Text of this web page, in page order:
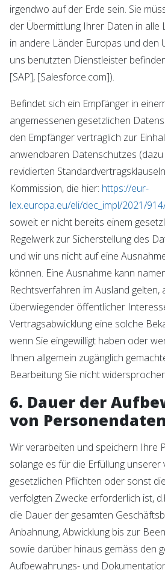
irgendwo auf der Erde sein. Sie
der Übermittlung Ihrer Daten in alle
in andere Länder Europas und den
uns benutzten Dienstleister
[SAP], [Salesforce.com]).
Befindet sich ein Empfänger in
angemessenen gesetzlichen
den Empfänger vertraglich zur
anwendbaren Datenschutzes
revidierten
Kommission, die hier: https://eur-
lex.europa.eu/eli/dec_impl/2021/
soweit er nicht bereits einem
Regelwerk zur Sicherstellung des
und wir uns nicht auf eine
können. Eine Ausnahme kann
Rechtsverfahren im Ausland gelten,
überwiegender öffentlicher
Vertragsabwicklung eine solche
wenn Sie eingewilligt haben oder
Ihnen allgemein zugänglich
Bearbeitung Sie nicht
6. Dauer der
von Personendaten
Wir verarbeiten und speichern Ihre
solange es für die Erfüllung unserer
gesetzlichen Pflichten oder sonst
verfolgten Zwecke erforderlich ist,
die Dauer der gesamten
Anbahnung, Abwicklung bis zur
sowie darüber hinaus gemäss den
Aufbewahrungs- und